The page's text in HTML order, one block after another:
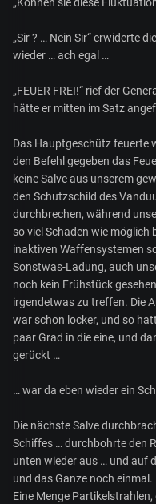
„Sir ? … Nein Sir“ erwiderte
wieder … ach egal …
„FEUER FREI!“ rief der
hätte er mitten im Satz
Das Hauptgeschütz feuerte
den Befehl gegeben das
keine Salve aus unserem
den Schutzschild des
durchbrechen, während
so viel Schaden wie möglich
inaktiven Waffensystemen
Sonstwas-Ladung, auch
noch kein Frühstück
irgendetwas zu treffen. Die
war schon locker, und so
paar Grad in die eine, und
gerückt …
… war da eben wieder ein
Die nächste Salve
Schiffes … durchbohrte den
unten wieder aus … und auf
und das Ganze noch einmal.
Eine Menge